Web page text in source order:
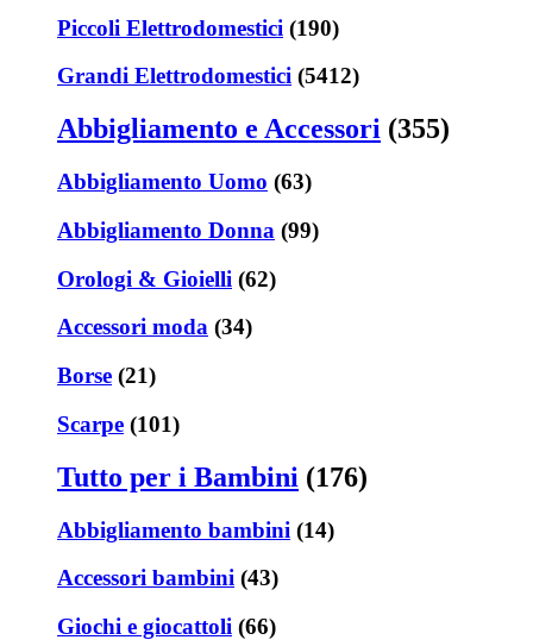
Piccoli Elettrodomestici (190)
Grandi Elettrodomestici (5412)
Abbigliamento e Accessori (355)
Abbigliamento Uomo (63)
Abbigliamento Donna (99)
Orologi & Gioielli (62)
Accessori moda (34)
Borse (21)
Scarpe (101)
Tutto per i Bambini (176)
Abbigliamento bambini (14)
Accessori bambini (43)
Giochi e giocattoli (66)